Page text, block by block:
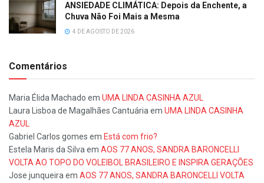
ANSIEDADE CLIMÁTICA: Depois da Enchente, a
Chuva Não Foi Mais a Mesma
4 DE AGOSTO DE 2026
Comentários
Maria Élida Machado em UMA LINDA CASINHA AZUL
Laura Lisboa de Magalhães Cantuáriaem UMA LINDA CASINHA
AZUL
Gabriel Carlos gomes em Está com frio?
Estela Maris da Silvaem AOS 77 ANOS, SANDRA BARONCELLI
VOLTA AO TOPO DO VOLEIBOL BRASILEIRO E INSPIRA GERAÇÕES
Jose junqueiraem AOS 77 ANOS, SANDRA BARONCELLI VOLTA